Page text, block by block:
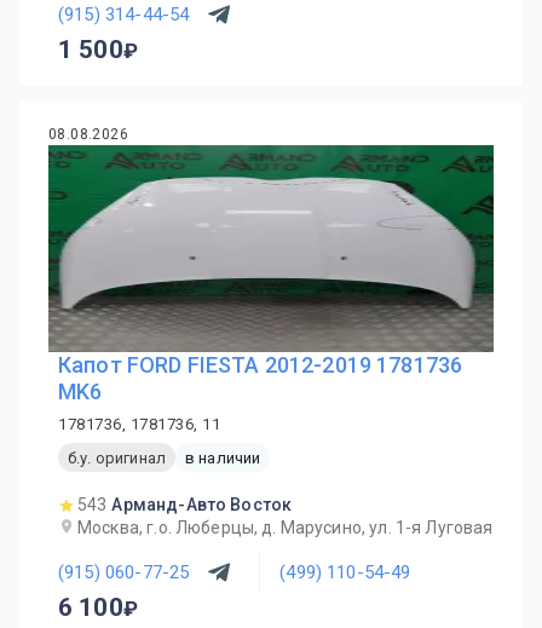
(915) 314-44-54
1 500
08.08.2026
Капот FORD FIESTA 2012-2019 1781736
MK6
1781736, 1781736, 11
б.у. оригинал
в наличии
543 Арманд-Авто Восток
Москва, г.о. Люберцы, д. Марусино, ул. 1-я Луговая
(915) 060-77-25 (499) 110-54-49
6 100